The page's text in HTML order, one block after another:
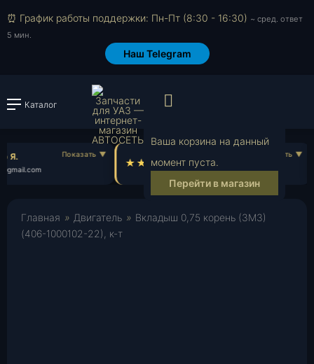
⏰ График работы поддержки: Пн-Пт (8:30 - 16:30) ~ сред. ответ
5 мин.
Наш Telegram
Каталог Войти или
Ваша корзина на данный
момент пуста.
Перейти в магазин
Я.
ol***@yahoo.com
Главная » Двигатель » Вкладыш 0,75 корень (ЗМЗ)
(406-1000102-22), к-т